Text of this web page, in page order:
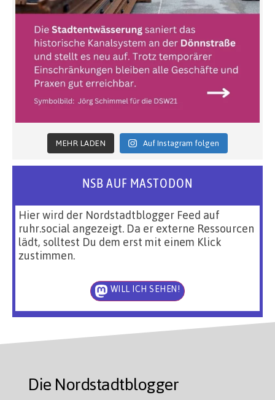
MEHR LADEN Auf Instagram folgen
NSB AUF MASTODON
Hier wird der Nordstadtblogger Feed auf
ruhr.social angezeigt. Da er externe Ressourcen
lädt, solltest Du dem erst mit einem Klick
zustimmen.
WILL ICH SEHEN!
Die Nordstadtblogger